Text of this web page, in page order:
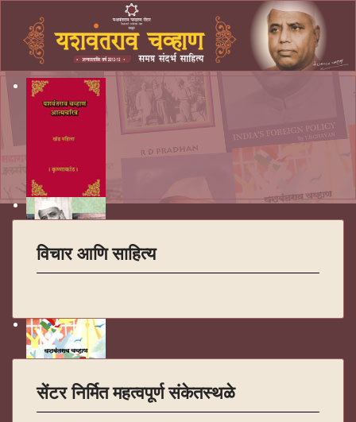
विचार आणि साहित्य
सेंटर निर्मित महत्वपूर्ण संकेतस्थळे